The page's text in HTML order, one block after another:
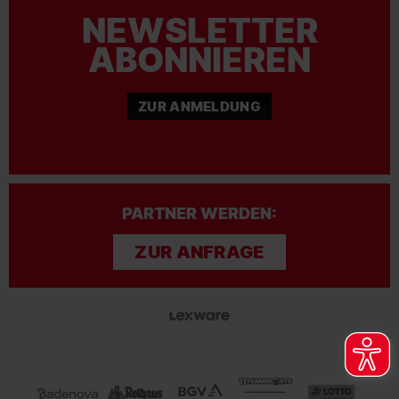
NEWSLETTER
ABONNIEREN
ZUR ANMELDUNG
PARTNER WERDEN:
ZUR ANFRAGE